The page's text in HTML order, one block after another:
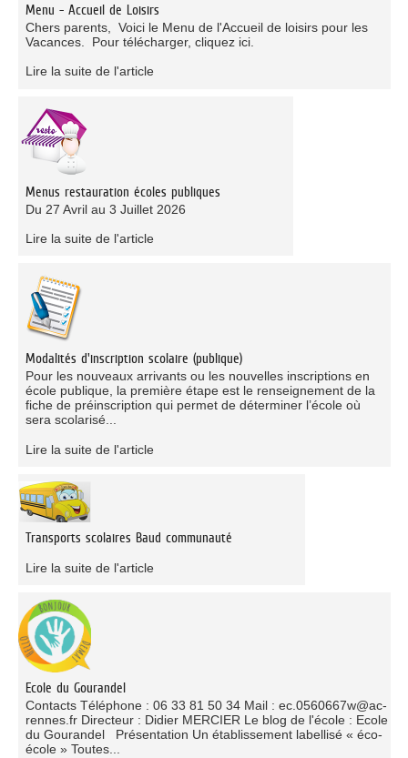
Menu - Accueil de Loisirs
Chers parents, Voici le Menu de l'Accueil de loisirs pour les
Vacances. Pour télécharger, cliquez ici.
Lire la suite de l'article
Menus restauration écoles publiques
Du 27 Avril au 3 Juillet 2026
Lire la suite de l'article
Modalités d'inscription scolaire (publique)
Pour les nouveaux arrivants ou les nouvelles inscriptions en
école publique, la première étape est le renseignement de la
fiche de préinscription qui permet de déterminer l’école où
sera scolarisé...
Lire la suite de l'article
Transports scolaires Baud communauté
Lire la suite de l'article
Ecole du Gourandel
Contacts Téléphone : 06 33 81 50 34 Mail : ec.0560667w@ac-
rennes.fr Directeur : Didier MERCIER Le blog de l'école : Ecole
du Gourandel Présentation Un établissement labellisé « éco-
école » Toutes...